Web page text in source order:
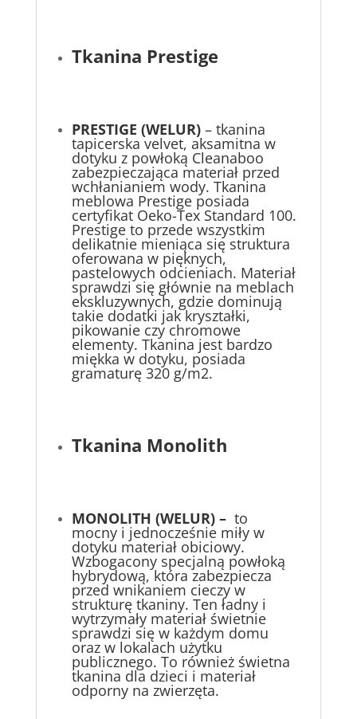
Tkanina Prestige
PRESTIGE (WELUR)– tkanina
tapicerska velvet, aksamitna w
dotyku z powłoką Cleanaboo
zabezpieczająca materiał przed
wchłanianiem wody. Tkanina
meblowa Prestige posiada
certyfikat Oeko-Tex Standard 100.
Prestige to przede wszystkim
delikatnie mieniąca się struktura
oferowana w pięknych,
pastelowych odcieniach. Materiał
sprawdzi się głównie na meblach
ekskluzywnych, gdzie dominują
takie dodatki jak kryształki,
pikowanie czy chromowe
elementy. Tkanina jest bardzo
miękka w dotyku, posiada
gramaturę 320 g/m2.
Tkanina Monolith
MONOLITH (WELUR) – to
mocny i jednocześnie miły w
dotyku materiał obiciowy.
Wzbogacony specjalną powłoką
hybrydową, która zabezpiecza
przed wnikaniem cieczy w
strukturę tkaniny. Ten ładny i
wytrzymały materiał świetnie
sprawdzi się w każdym domu
oraz w lokalach użytku
publicznego. To również świetna
tkanina dla dzieci i materiał
odporny na zwierzęta.